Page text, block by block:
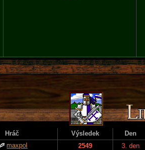
Hráč Výsledek
Den
maxpol 2549
3. den